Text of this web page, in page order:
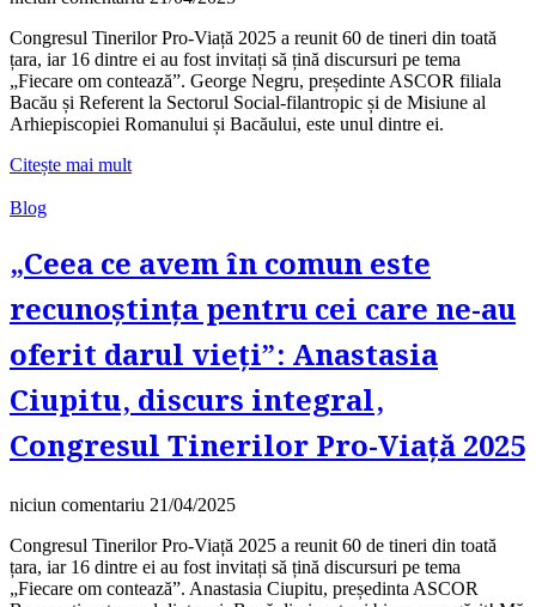
Congresul Tinerilor Pro-Viață 2025 a reunit 60 de tineri din toată
țara, iar 16 dintre ei au fost invitați să țină discursuri pe tema
„Fiecare om contează”. George Negru, președinte ASCOR filiala
Bacău și Referent la Sectorul Social-filantropic și de Misiune al
Arhiepiscopiei Romanului și Bacăului, este unul dintre ei.
Citește mai mult
Blog
„Ceea ce avem în comun este
recunoștința pentru cei care ne-au
oferit darul vieți”: Anastasia
Ciupitu, discurs integral,
Congresul Tinerilor Pro-Viață 2025
niciun comentariu 21/04/2025
Congresul Tinerilor Pro-Viață 2025 a reunit 60 de tineri din toată
țara, iar 16 dintre ei au fost invitați să țină discursuri pe tema
„Fiecare om contează”. Anastasia Ciupitu, președinta ASCOR